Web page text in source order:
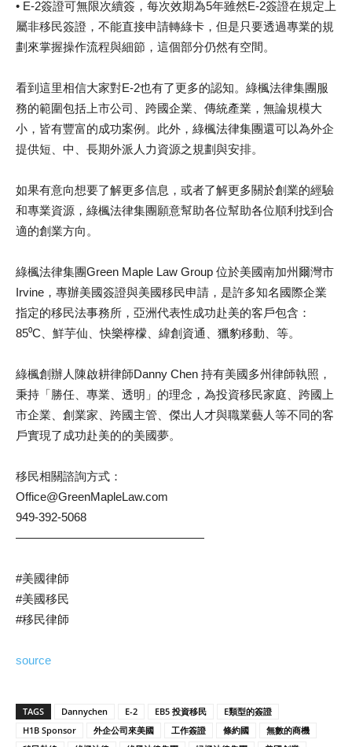
• E-2簽證可無限次續簽，每次效期為5年雖然E-2簽證在規定上
屬非移民簽證，不能直接申請轉綠卡，但是只要透過專業的規
劃來掌握操作流程與細節，這個部分仍然有空間。
看到這里相信大家對E-2也有了更多的認知。綠楓法律集團服
務的範圍包括上市公司、跨國企業、傳統產業，無論規模大
小，皆有豐富的成功案例。此外，綠楓法律集團還可以為外企
提供短、中、長期外派人力資源之規劃與安排。
如果有意向想要了解更多信息，或者了解更多關於創業的經驗
和專業資源，綠楓法律集團願意幫助各位幫助各位順利找到合
適的創業方向。
綠楓法律集團Green Maple Law Group 位於美國南加州爾灣市
Irvine，專辦美國簽證與美國移民申請，是許多知名國際企業
指定的移民法事務所，亞洲代表性成功赴美的客戶包含：
85⁰C、鮮芋仙、快樂檸檬、緯創資通、獵豹移動、等。
綠楓創辦人陳啟耕律師Danny Chen 持有美國多州律師執照，
秉持「勝任、專業、透明」的理念，為投資移民家庭、跨國上
市企業、創業家、跨國主管、傑出人才與職業藝人等不同的客
戶實現了成功赴美的的美國夢。
移民相關諮詢方式：
Office@GreenMapleLaw.com
949-392-5068
————————————————
#美國律師
#美國移民
#移民律師
source
TAGS Dannychen E-2 EB5 投資移民
E類型的簽證
H1B Sponsor
外企公司來美國 工作簽證 條約國
無數的商機